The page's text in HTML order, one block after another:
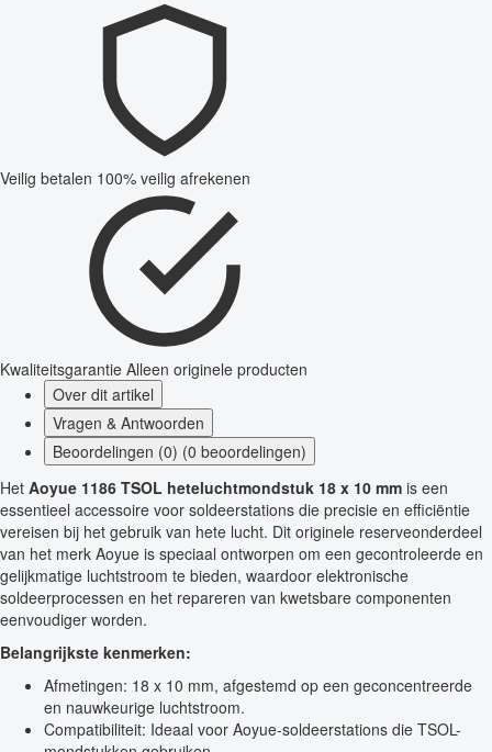
Veilig betalen 100% veilig afrekenen
Kwaliteitsgarantie Alleen originele producten
Over dit artikel
Vragen & Antwoorden
Beoordelingen (0) (0 beoordelingen)
Het Aoyue 1186 TSOL heteluchtmondstuk 18 x 10 mm is een
essentieel accessoire voor soldeerstations die precisie en efficiëntie
vereisen bij het gebruik van hete lucht. Dit originele reserveonderdeel
van het merk Aoyue is speciaal ontworpen om een gecontroleerde en
gelijkmatige luchtstroom te bieden, waardoor elektronische
soldeerprocessen en het repareren van kwetsbare componenten
eenvoudiger worden.
Belangrijkste kenmerken:
Afmetingen: 18 x 10 mm, afgestemd op een geconcentreerde
en nauwkeurige luchtstroom.
Compatibiliteit: Ideaal voor Aoyue-soldeerstations die TSOL-